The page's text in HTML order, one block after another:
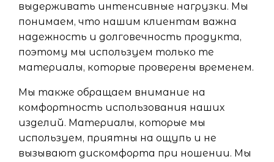
выдерживать интенсивные нагрузки. Мы
понимаем, что нашим клиентам важна
надежность и долговечность продукта,
поэтому мы используем только те
материалы, которые проверены временем.
Мы также обращаем внимание на
комфортность использования наших
изделий. Материалы, которые мы
используем, приятны на ощупь и не
вызывают дискомфорта при ношении. Мы